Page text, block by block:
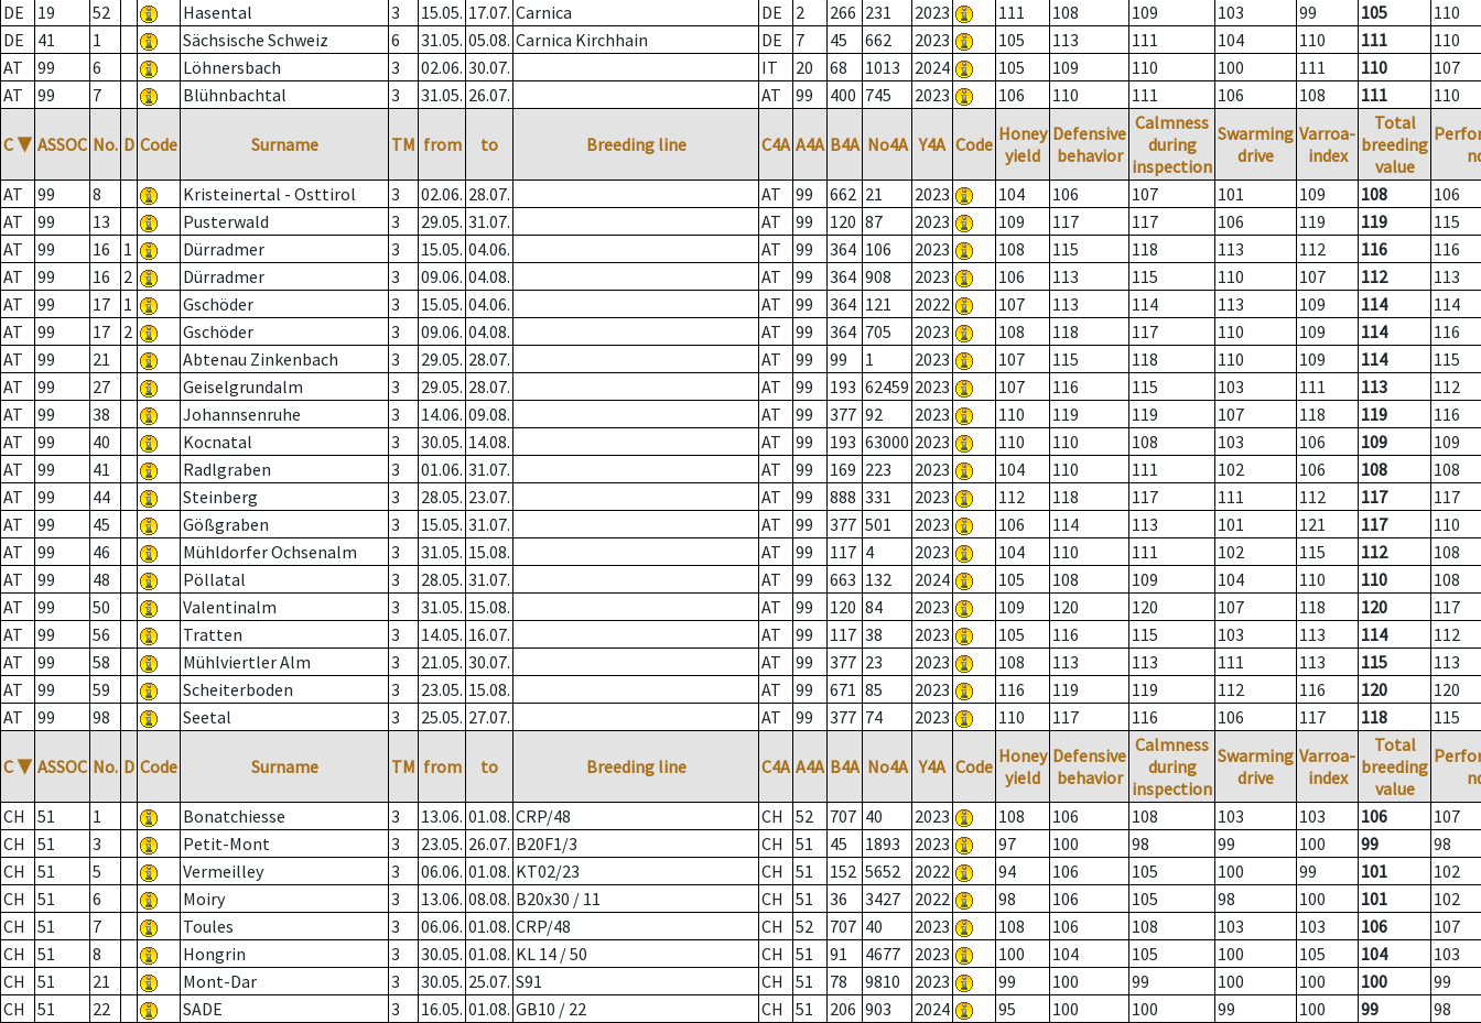
DE
19 52 Hasental 3 15.05. 17.07. Carnica DE 2 266 231 2023 111 108 109 103 99 105
110
DE
41 1 Sächsische Schweiz 6 31.05. 05.08. Carnica Kirchhain DE 7 45 662 2023 105 113 111 104 110 111
110
AT
99 6 Löhnersbach 3 02.06. 30.07. IT 20 68 1013 2024 105 109 110 100 111 110
107
AT
99 7 Blühnbachtal 3 31.05. 26.07. AT 99 400 745 2023 106 110 111 106 108 111 110
C ▼ ASSOC No. D Code Surname TM from to Breeding line C4A A4A B4A No4A Y4A Code Honey
yield
Defensive
behavior
Calmness
during
inspection
Swarming
drive
Varroa-
index
Total
breeding
value
AT
99 8 Kristeinertal - Osttirol 3 02.06. 28.07. AT 99 662 21 2023 104 106 107 101 109 108
106
AT
99 13 Pusterwald 3 29.05. 31.07. AT 99 120 87 2023 109 117 117 106 119 119
115
AT
99 16 1 Dürradmer 3 15.05. 04.06. AT 99 364 106 2023 108 115 118 113 112 116
116
AT
99 16 2 Dürradmer 3 09.06. 04.08. AT 99 364 908 2023 106 113 115 110 107 112
113
AT
99 17 1 Gschöder 3 15.05. 04.06. AT 99 364 121 2022 107 113 114 113 109 114
114
AT
99 17 2 Gschöder 3 09.06. 04.08. AT 99 364 705 2023 108 118 117 110 109 114
116
AT
99 21 Abtenau Zinkenbach 3 29.05. 28.07. AT 99 99 1 2023 107 115 118 110 109 114
115
AT
99 27 Geiselgrundalm 3 29.05. 28.07. AT 99 193 62459 2023 107 116 115 103 111 113
112
AT
99 38 Johannsenruhe 3 14.06. 09.08. AT 99 377 92 2023 110 119 119 107 118 119
116
AT
99 40 Kocnatal 3 30.05. 14.08. AT 99 193 63000 2023 110 110 108 103 106 109
109
AT
99 41 Radlgraben 3 01.06. 31.07. AT 99 169 223 2023 104 110 111 102 106 108
108
AT
99 44 Steinberg 3 28.05. 23.07. AT 99 888 331 2023 112 118 117 111 112 117
117
AT
99 45 Gößgraben 3 15.05. 31.07. AT 99 377 501 2023 106 114 113 101 121 117
110
AT
99 46 Mühldorfer Ochsenalm 3 31.05. 15.08. AT 99 117 4 2023 104 110 111 102 115 112
108
AT
99 48 Pöllatal 3 28.05. 31.07. AT 99 663 132 2024 105 108 109 104 110 110
108
AT
99 50 Valentinalm 3 31.05. 15.08. AT 99 120 84 2023 109 120 120 107 118 120
117
AT
99 56 Tratten 3 14.05. 16.07. AT 99 117 38 2023 105 116 115 103 113 114
112
AT
99 58 Mühlviertler Alm 3 21.05. 30.07. AT 99 377 23 2023 108 113 113 111 113 115
113
AT
99 59 Scheiterboden 3 23.05. 15.08. AT 99 671 85 2023 116 119 119 112 116 120
120
AT
99 98 Seetal 3 25.05. 27.07. AT 99 377 74 2023 110 117 116 106 117 118 115
C ▼ ASSOC No. D Code Surname TM from to Breeding line C4A A4A B4A No4A Y4A Code Honey
yield
Defensive
behavior
Calmness
during
inspection
Swarming
drive
Varroa-
index
Total
breeding
value
CH
51 1 Bonatchiesse 3 13.06. 01.08. CRP/48 CH 52 707 40 2023 108 106 108 103 103 106
107
CH
51 3 Petit-Mont 3 23.05. 26.07. B20F1/3 CH 51 45 1893 2023 97 100 98 99 100 99
98
CH
51 5 Vermeilley 3 06.06. 01.08. KT02/23 CH 51 152 5652 2022 94 106 105 100 99 101
102
CH
51 6 Moiry 3 13.06. 08.08. B20x30 / 11 CH 51 36 3427 2022 98 106 105 98 100 101
102
CH
51 7 Toules 3 06.06. 01.08. CRP/48 CH 52 707 40 2023 108 106 108 103 103 106
107
CH
51 8 Hongrin 3 30.05. 01.08. KL 14 / 50 CH 51 91 4677 2023 100 104 105 100 105 104
103
CH
51 21 Mont-Dar 3 30.05. 25.07. S91 CH 51 78 9810 2023 99 100 99 100 100 100
99
CH
51 22 SADE 3 16.05. 01.08. GB10 / 22 CH 51 206 903 2024 95 100 100 99 100 99 98